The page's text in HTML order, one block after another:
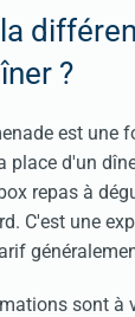
?
est une
place d'un
repas à
C'est une
sont à